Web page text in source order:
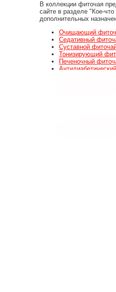
В коллекции фиточая
сайте в разделе "Кое-
дополнительных
Очищающий
Седативный
Суставной
Тонизирующий
Печеночный